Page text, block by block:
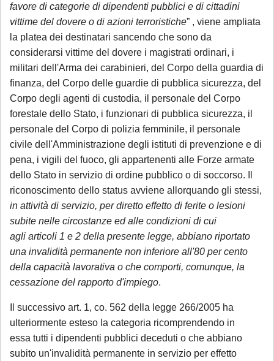
favore di categorie di dipendenti pubblici e di cittadini
vittime del dovere o di azioni terroristiche” , viene ampliata
la platea dei destinatari sancendo che sono da
considerarsi vittime del dovere i magistrati ordinari, i
militari dell'Arma dei carabinieri, del Corpo della guardia di
finanza, del Corpo delle guardie di pubblica sicurezza, del
Corpo degli agenti di custodia, il personale del Corpo
forestale dello Stato, i funzionari di pubblica sicurezza, il
personale del Corpo di polizia femminile, il personale
civile dell'Amministrazione degli istituti di prevenzione e di
pena, i vigili del fuoco, gli appartenenti alle Forze armate
dello Stato in servizio di ordine pubblico o di soccorso. Il
riconoscimento dello status avviene allorquando gli stessi,
in attività di servizio, per diretto effetto di ferite o lesioni
subite nelle circostanze ed alle condizioni di cui
agli articoli 1 e 2 della presente legge, abbiano riportato
una invalidità permanente non inferiore all'80 per cento
della capacità lavorativa o che comporti, comunque, la
cessazione del rapporto d'impiego.
Il successivo art. 1, co. 562 della legge 266/2005 ha
ulteriormente esteso la categoria ricomprendendo in
essa tutti i dipendenti pubblici deceduti o che abbiano
subito un'invalidità permanente in servizio per effetto